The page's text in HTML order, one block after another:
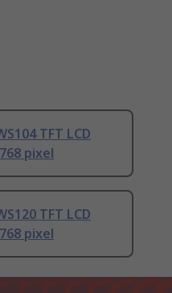
TFT LCD
pixel
TFT LCD
pixel